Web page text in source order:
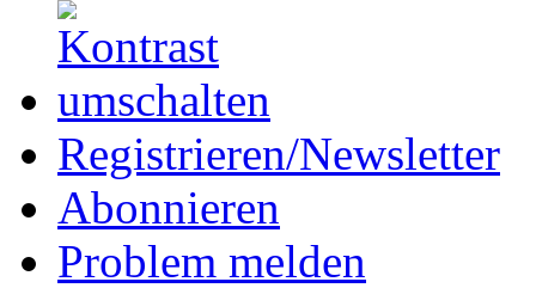
Registrieren/Newsletter
Abonnieren
Problem melden